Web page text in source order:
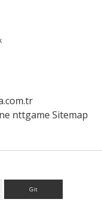
nttgame Sitemap